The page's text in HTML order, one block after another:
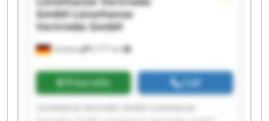
Lüneburg 6,777 km
GmbH LüneHanse
Vertriebs GmbH
Price info Call